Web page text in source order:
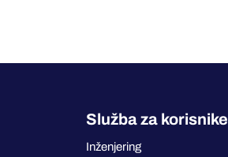
Služba za korisnike
Inženjering